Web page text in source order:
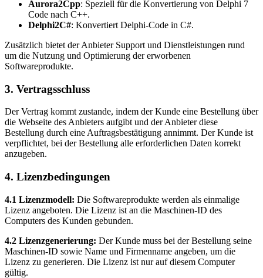
Aurora2Cpp: Speziell für die Konvertierung von Delphi 7
Code nach C++.
Delphi2C#: Konvertiert Delphi-Code in C#.
Zusätzlich bietet der Anbieter Support und Dienstleistungen rund
um die Nutzung und Optimierung der erworbenen
Softwareprodukte.
3. Vertragsschluss
Der Vertrag kommt zustande, indem der Kunde eine Bestellung über
die Webseite des Anbieters aufgibt und der Anbieter diese
Bestellung durch eine Auftragsbestätigung annimmt. Der Kunde ist
verpflichtet, bei der Bestellung alle erforderlichen Daten korrekt
anzugeben.
4. Lizenzbedingungen
4.1 Lizenzmodell: Die Softwareprodukte werden als einmalige
Lizenz angeboten. Die Lizenz ist an die Maschinen-ID des
Computers des Kunden gebunden.
4.2 Lizenzgenerierung: Der Kunde muss bei der Bestellung seine
Maschinen-ID sowie Name und Firmenname angeben, um die
Lizenz zu generieren. Die Lizenz ist nur auf diesem Computer
gültig.